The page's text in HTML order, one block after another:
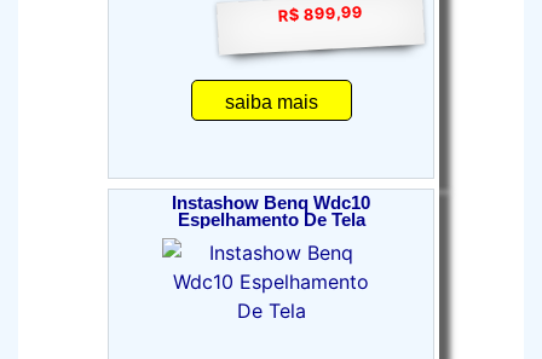
R$ 899,99
saiba mais
Instashow Benq Wdc10
Espelhamento De Tela